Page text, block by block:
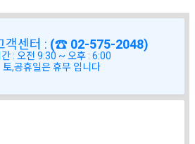
객센터 : (☎ 02-575-2048)
: 오전 9:30 ~ 오후 : 6:00
토,공휴일은 휴무 입니다